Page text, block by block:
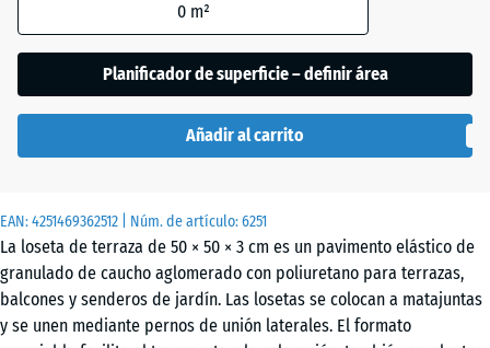
EAN:4251469362512 | Núm. de artículo:6251
La loseta de terraza de 50 × 50 × 3 cm es un pavimento elástico de
granulado de caucho aglomerado con poliuretano para terrazas,
balcones y senderos de jardín. Las losetas se colocan a matajuntas
y se unen mediante pernos de unión laterales. El formato
Azul
+ 0,30 €
Rojo
ladrillo
- 2,60 €
0 m²
Planificador de superficie – definir área
Añadir al carrito